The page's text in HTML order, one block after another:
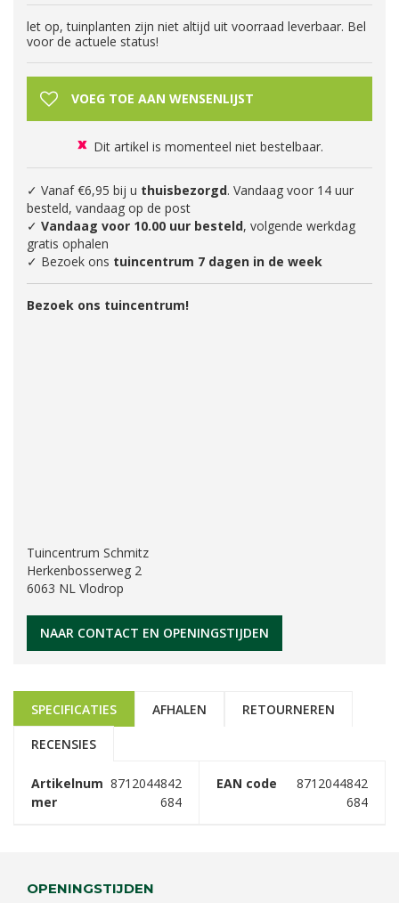
let op, tuinplanten zijn niet altijd uit voorraad leverbaar. Bel
voor de actuele status!
Dit artikel is momenteel niet bestelbaar.
✓ Vanaf €6,95 bij u thuisbezorgd. Vandaag voor 14 uur
besteld, vandaag op de post
✓ Vandaag voor 10.00 uur besteld, volgende werkdag
gratis ophalen
✓ Bezoek ons tuincentrum 7 dagen in de week
Bezoek ons tuincentrum!
Tuincentrum Schmitz
Herkenbosserweg 2
6063 NL Vlodrop
NAAR CONTACT EN OPENINGSTIJDEN
SPECIFICATIES AFHALEN RETOURNEREN
RECENSIES
Artikelnum
mer
8712044842
684
EAN code
8712044842
684
OPENINGSTIJDEN